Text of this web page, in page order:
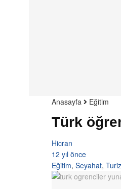
Anasayfa Eğitim
Türk
Hicran
12 yıl önce
Eğitim, Seyahat,